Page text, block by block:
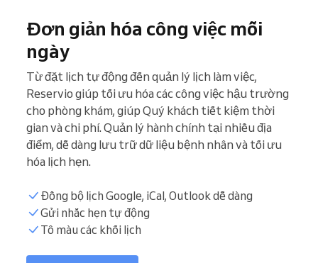
Danh sách bệnh nhân
Đơn giản hóa công việc mỗi
ngày
Từ đặt lịch tự động đến quản lý lịch làm việc,
Reservio giúp tối ưu hóa các công việc hậu trường
cho phòng khám, giúp Quý khách tiết kiệm thời
gian và chi phí. Quản lý hành chính tại nhiều địa
điểm, dễ dàng lưu trữ dữ liệu bệnh nhân và tối ưu
hóa lịch hẹn.
Đồng bộ lịch Google, iCal, Outlook dễ dàng
Gửi nhắc hẹn tự động
Tô màu các khối lịch